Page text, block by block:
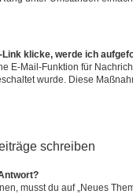
klicke, werde ich
E-Mail-Funktion für
wurde. Diese
schreiben
musst du auf „Neues